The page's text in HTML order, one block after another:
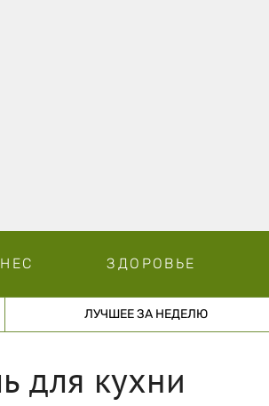
ЗДОРОВЬЕ
ЛУЧШЕЕ ЗА НЕДЕЛЮ
для кухни